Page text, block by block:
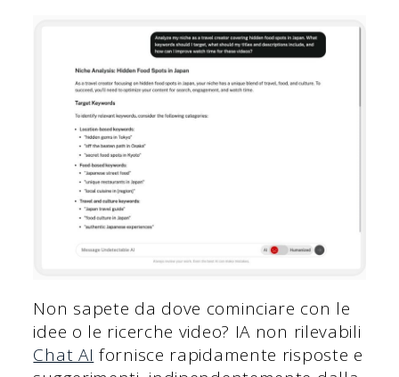
Non sapete da dove cominciare con le
idee o le ricerche video? IA non rilevabili
Chat AI fornisce rapidamente risposte e